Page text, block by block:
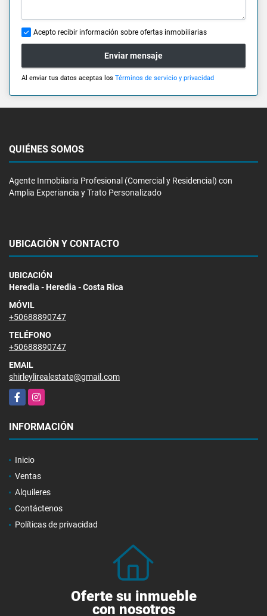
Acepto recibir información sobre ofertas inmobiliarias
Enviar mensaje
Al enviar tus datos aceptas los Términos de servicio y privacidad
QUIÉNES SOMOS
Agente Inmobiiaria Profesional (Comercial y Residencial) con
Amplia Experiancia y Trato Personalizado
UBICACIÓN Y CONTACTO
UBICACIÓN
Heredia - Heredia - Costa Rica
MÓVIL
+50688890747
TELÉFONO
+50688890747
EMAIL
shirleylirealestate@gmail.com
FacebookInstagram
INFORMACIÓN
Inicio
Ventas
Alquileres
Contáctenos
Políticas de privacidad
Oferte su inmueble
con nosotros